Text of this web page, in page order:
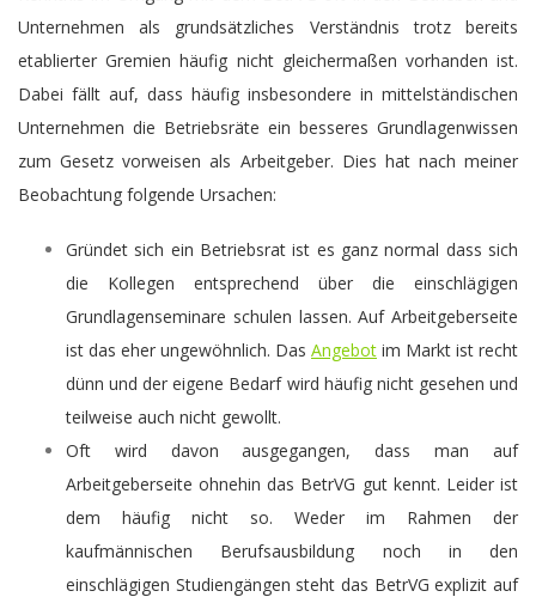
Unternehmen als grundsätzliches Verständnis trotz bereits
etablierter Gremien häufig nicht gleichermaßen vorhanden ist.
Dabei fällt auf, dass häufig insbesondere in mittelständischen
Unternehmen die Betriebsräte ein besseres Grundlagenwissen
zum Gesetz vorweisen als Arbeitgeber. Dies hat nach meiner
Beobachtung folgende Ursachen:
Gründet sich ein Betriebsrat ist es ganz normal dass sich
die Kollegen entsprechend über die einschlägigen
Grundlagenseminare schulen lassen. Auf Arbeitgeberseite
ist das eher ungewöhnlich. Das Angebot im Markt ist recht
dünn und der eigene Bedarf wird häufig nicht gesehen und
teilweise auch nicht gewollt.
Oft wird davon ausgegangen, dass man auf
Arbeitgeberseite ohnehin das BetrVG gut kennt. Leider ist
dem häufig nicht so. Weder im Rahmen der
kaufmännischen Berufsausbildung noch in den
einschlägigen Studiengängen steht das BetrVG explizit auf